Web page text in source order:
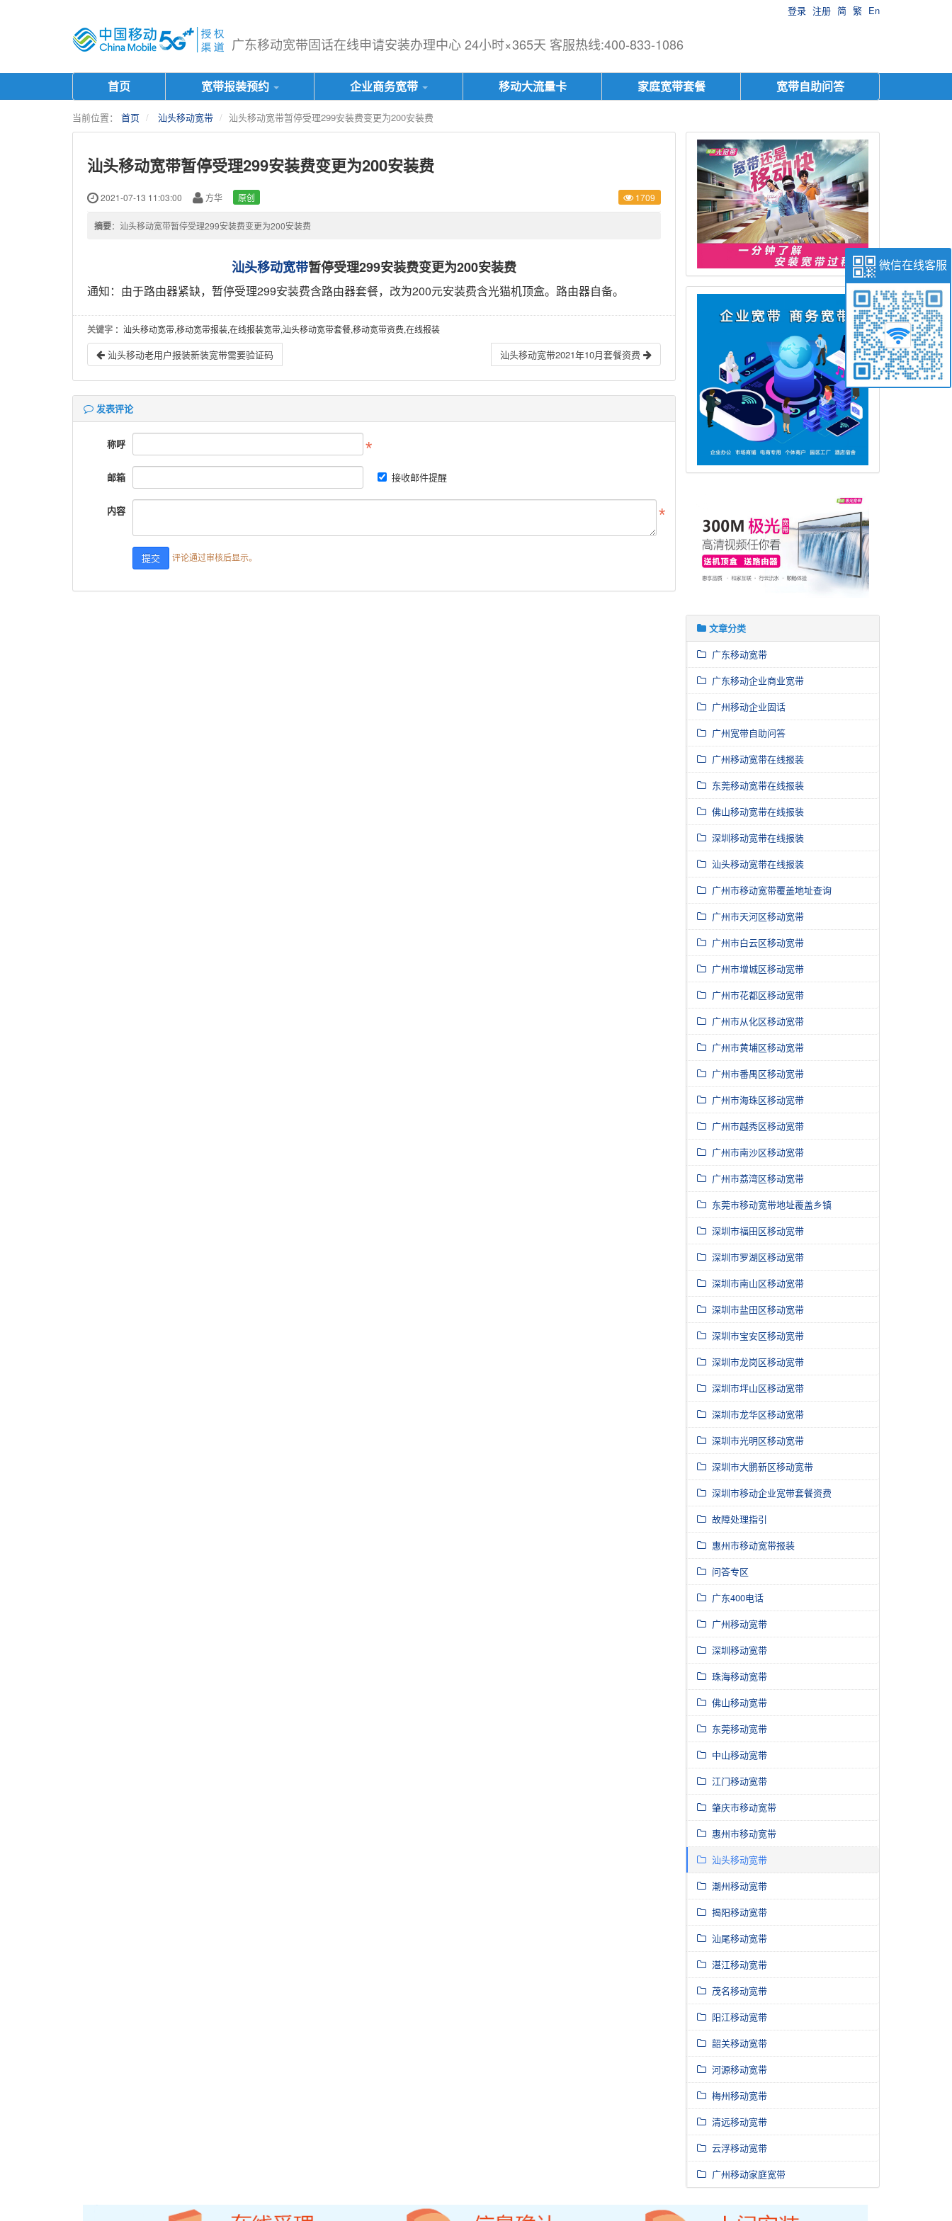
微信在线客服
登录 注册 简 繁 En
广东移动宽带固话在线申请安装办理中心 24小时×365天 客服热线:400-833-1086
首页 宽带报装预约 企业商务宽带 移动大流量卡 家庭宽带套餐 宽带自助问答
当前位置： 首页 汕头移动宽带 汕头移动宽带暂停受理299安装费变更为200安装费
汕头移动宽带暂停受理299安装费变更为200安装费
2021-07-13 11:03:00 方华 原创 1709
摘要：汕头移动宽带暂停受理299安装费变更为200安装费
汕头移动宽带暂停受理299安装费变更为200安装费
通知：由于路由器紧缺，暂停受理299安装费含路由器套餐，改为200元安装费含光猫机顶盒。路由器自备。
关键字 ：汕头移动宽带,移动宽带报装,在线报装宽带,汕头移动宽带套餐,移动宽带资费,在线报装
汕头移动老用户报装新装宽带需要验证码 汕头移动宽带2021年10月套餐资费
发表评论
称呼
邮箱 接收邮件提醒
内容
评论通过审核后显示。
文章分类
广东移动宽带
广东移动企业商业宽带
广州移动企业固话
广州宽带自助问答
广州移动宽带在线报装
东莞移动宽带在线报装
佛山移动宽带在线报装
深圳移动宽带在线报装
汕头移动宽带在线报装
广州市移动宽带覆盖地址查询
广州市天河区移动宽带
广州市白云区移动宽带
广州市增城区移动宽带
广州市花都区移动宽带
广州市从化区移动宽带
广州市黄埔区移动宽带
广州市番禺区移动宽带
广州市海珠区移动宽带
广州市越秀区移动宽带
广州市南沙区移动宽带
广州市荔湾区移动宽带
东莞市移动宽带地址覆盖乡镇
深圳市福田区移动宽带
深圳市罗湖区移动宽带
深圳市南山区移动宽带
深圳市盐田区移动宽带
深圳市宝安区移动宽带
深圳市龙岗区移动宽带
深圳市坪山区移动宽带
深圳市龙华区移动宽带
深圳市光明区移动宽带
深圳市大鹏新区移动宽带
深圳市移动企业宽带套餐资费
故障处理指引
惠州市移动宽带报装
问答专区
广东400电话
广州移动宽带
深圳移动宽带
珠海移动宽带
佛山移动宽带
东莞移动宽带
中山移动宽带
江门移动宽带
肇庆市移动宽带
惠州市移动宽带
汕头移动宽带
潮州移动宽带
揭阳移动宽带
汕尾移动宽带
湛江移动宽带
茂名移动宽带
阳江移动宽带
韶关移动宽带
河源移动宽带
梅州移动宽带
清远移动宽带
云浮移动宽带
广州移动家庭宽带